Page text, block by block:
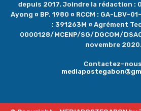
depuis 2017. Joindre la rédaction :
Ayong ¤ BP. 1980 ¤ RCCM : GA-LBV-
: 391263M ¤ Agrément
0000128/MCENP/SG/DGCOM/
novembre 2020.
Contactez-